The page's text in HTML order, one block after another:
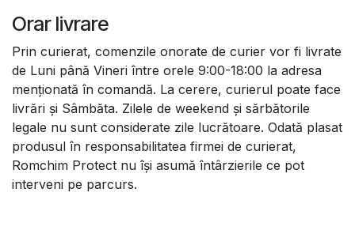
Orar livrare
Prin curierat, comenzile onorate de curier vor fi livrate
de Luni până Vineri între orele 9:00-18:00 la adresa
menționată în comandă. La cerere, curierul poate face
livrări și Sâmbăta. Zilele de weekend și sărbătorile
legale nu sunt considerate zile lucrătoare. Odată plasat
produsul în responsabilitatea firmei de curierat,
Romchim Protect nu își asumă întârzierile ce pot
interveni pe parcurs.